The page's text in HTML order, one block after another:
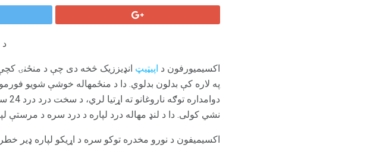
اکسیمیورفون د اپیټیټ انډیززیک څخه دی چې د منځنۍ
په لاره کې بدلون بدلوي. دا د منځمهاله خوشې شویو
نشي کولی. دا د لنډ مهاله درد لپاره د درد سره د مرستې
اکسیميفون د نورو مخدره توکو سره د اړیکو لپاره ډیر